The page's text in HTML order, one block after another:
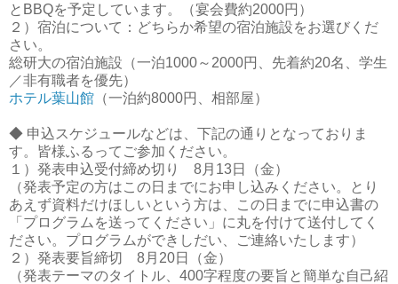
とBBQを予定しています。（宴会費約2000円）
２）宿泊について：どちらか希望の宿泊施設をお選びくだ
さい。
総研大の宿泊施設（一泊1000～2000円、先着約20名、学生
／非有職者を優先）
ホテル葉山館 （一泊約8000円、相部屋）
◆ 申込スケジュールなどは、下記の通りとなっておりま
す。皆様ふるってご参加ください。
１）発表申込受付締め切り 8月13日（金）
（発表予定の方はこの日までにお申し込みください。とり
あえず資料だけほしいという方は、この日までに申込書の
「プログラムを送ってください」に丸を付けて送付してく
ださい。プログラムができしだい、ご連絡いたします）
２）発表要旨締切 8月20日（金）
（発表テーマのタイトル、400字程度の要旨と簡単な自己紹